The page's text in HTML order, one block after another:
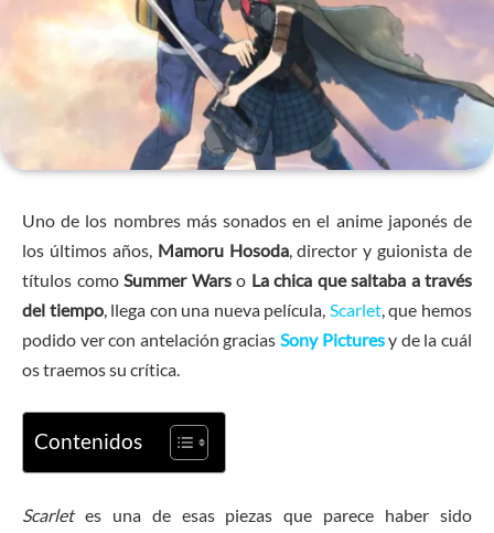
Uno de los nombres más sonados en el anime japonés de
los últimos años, Mamoru Hosoda, director y guionista de
títulos como Summer Warso La chica que saltaba a través
del tiempo, llega con una nueva película, Scarlet, que hemos
podido ver con antelación gracias Sony Picturesy de la cuál
os traemos su crítica.
Contenidos
Scarletes una de esas piezas que parece haber sido